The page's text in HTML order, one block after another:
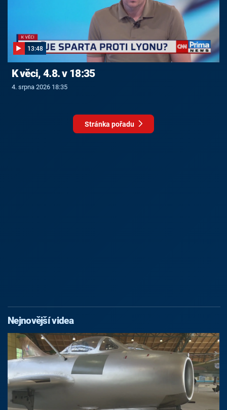
13:48
K věci, 4.8. v 18:35
4. srpna 2026 18:35
Stránka pořadu
Nejnovější videa